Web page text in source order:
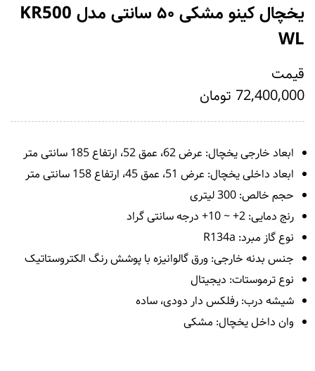
یخچال کینو مشکی ۵۰ سانتی مدل KR500
WL
قیمت
72,400,000 تومان
ابعاد خارجی یخچال: عرض 62، عمق 52، ارتفاع 185 سانتی متر
ابعاد داخلی یخچال: عرض 51، عمق 45، ارتفاع 158 سانتی متر
حجم خالص: 300 لیتری
رنج دمایی: 2+ ~ 10+ درجه سانتی گراد
نوع گاز مبرد: R134a
جنس بدنه خارجی: ورق گالوانیزه با پوشش رنگ الکتروستاتیک
نوع ترموستات: دیجیتال
شیشه درب: رفلکس دار دودی، ساده
وان داخل یخچال: مشکی